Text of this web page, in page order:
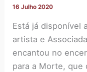
16 Julho 2020
Está já disponível
artista e
encantou no
para a Morte, que